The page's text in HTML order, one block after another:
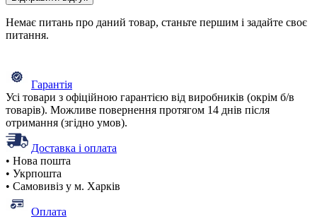
Немає питань про даний товар, станьте першим і задайте своє
питання.
Гарантія
Усі товари з офіційною гарантією від виробників (окрім б/в
товарів). Можливе повернення протягом 14 днів після
отримання (згідно умов).
Доставка і оплата
• Нова пошта
• Укрпошта
• Самовивіз у м. Харків
Оплата